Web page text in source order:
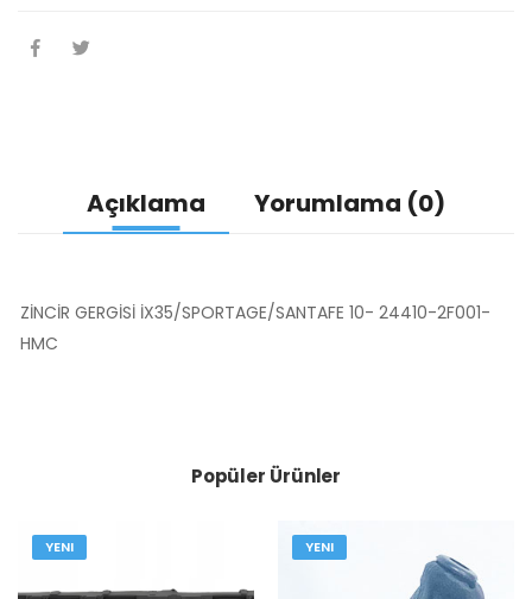
Açıklama Yorumlama (0)
ZİNCİR GERGİSİ İX35/SPORTAGE/SANTAFE 10- 24410-2F001-
HMC
Popüler Ürünler
YENI YENI